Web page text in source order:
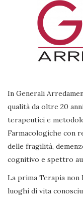
In Generali
qualità da oltre 20
terapeutici e
Farmacologiche con
delle fragilità,
cognitivo e spettro
La prima Terapia non
luoghi di vita